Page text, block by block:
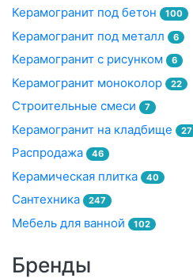
Керамогранит под бетон 100
Керамогранит под металл 6
Керамогранит с рисунком 6
Керамогранит моноколор 22
Строительные смеси 7
Керамогранит на кладбище 27
Распродажа 46
Керамическая плитка 40
Сантехника 247
Мебель для ванной 102
Бренды